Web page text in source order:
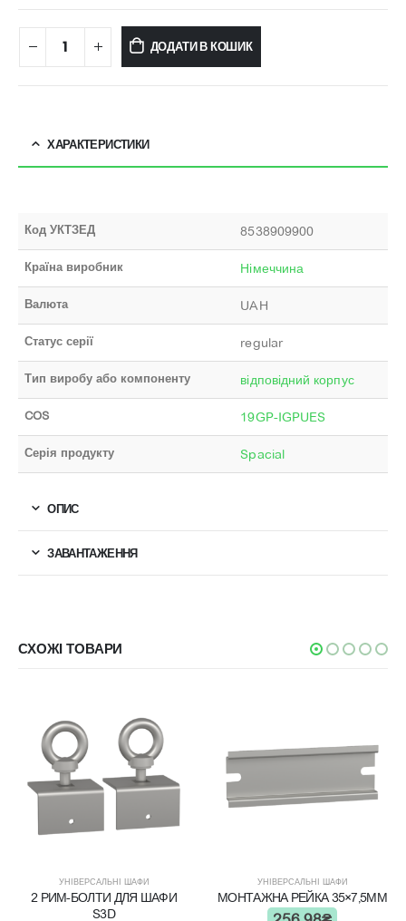
ДОДАТИ В КОШИК
ХАРАКТЕРИСТИКИ
Код УКТЗЕД 8538909900
Країна виробник Німеччина
Валюта UAH
Статус серії regular
Тип виробу або компоненту відповідний корпус
COS 19GP-IGPUES
Серія продукту Spacial
ОПИС
ЗАВАНТАЖЕННЯ
СХОЖІ ТОВАРИ
УНІВЕРСАЛЬНІ ШАФИ
2 РИМ-БОЛТИ ДЛЯ ШАФИ
S3D
УНІВЕРСАЛЬНІ ШАФИ
МОНТАЖНА РЕЙКА 35×7,5ММ